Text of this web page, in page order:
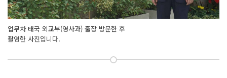
업무차 태국 외교부(영사과) 출장 방문한 후
촬영한 사진입니다.